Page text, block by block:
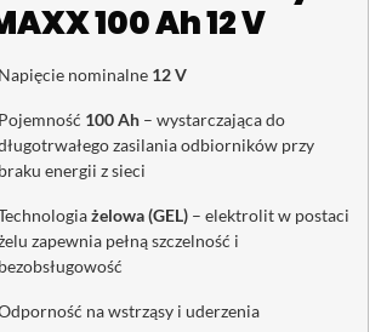
100 Ah 12 V
Napięcie nominalne 12 V
Pojemność 100 Ah – wystarczająca do
zasilania odbiorników przy
braku energii z sieci
żelowa (GEL) – elektrolit w postaci
zapewnia pełną szczelność i
bezobsługowość
na wstrząsy i uderzenia